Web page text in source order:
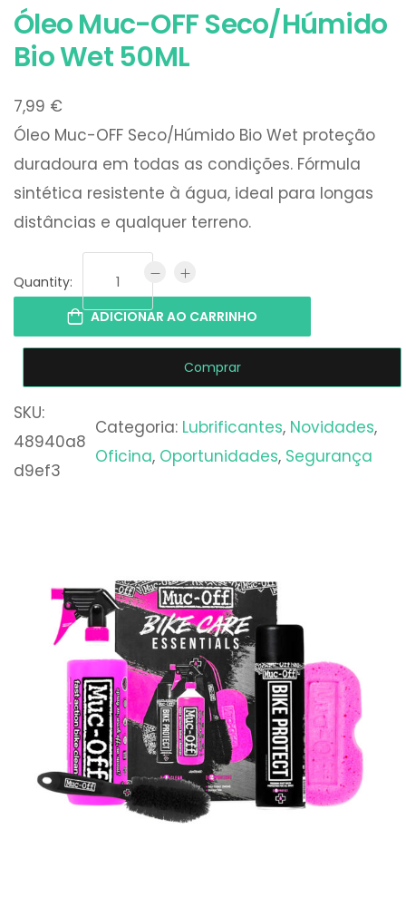
Óleo Muc-OFF Seco/Húmido
Bio Wet 50ML
7,99 €
Óleo Muc-OFF Seco/Húmido Bio Wet proteção
duradoura em todas as condições. Fórmula
sintética resistente à água, ideal para longas
distâncias e qualquer terreno.
Quantity:
ADICIONAR AO CARRINHO
Comprar
SKU:
48940a8
d9ef3
Categoria: Lubrificantes, Novidades
Oficina, Oportunidades, Segurança